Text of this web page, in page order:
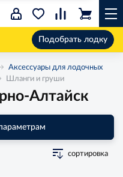
Подобрать лодку
Аксессуары для лодочных
Шланги и груши
Алтайск
сортировка